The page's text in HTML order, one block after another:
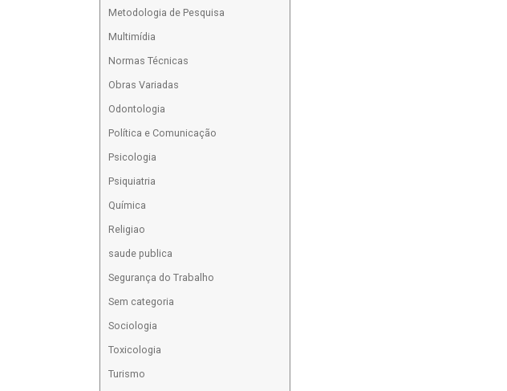
Metodologia de Pesquisa
Multimídia
Normas Técnicas
Obras Variadas
Odontologia
Política e Comunicação
Psicologia
Psiquiatria
Química
Religiao
saude publica
Segurança do Trabalho
Sem categoria
Sociologia
Toxicologia
Turismo